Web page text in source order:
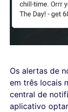
Os alertas de
em três locais
central de
aplicativo